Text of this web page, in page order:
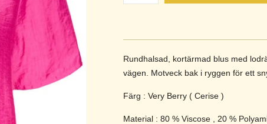
Rundhalsad, kortärmad blus med
vägen. Motveck bak i ryggen för ett
Färg : Very Berry ( Cerise )
Material : 80 % Viscose , 20 %